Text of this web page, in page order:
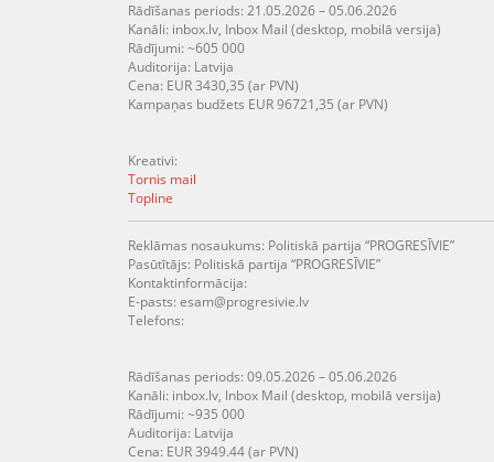
Rādīšanas periods: 21.05.2026 – 05.06.2026
Kanāli: inbox.lv, Inbox Mail (desktop, mobilā versija)
Rādījumi: ~605 000
Auditorija: Latvija
Cena: EUR 3430,35 (ar PVN)
Kampaņas budžets EUR 96721,35 (ar PVN)
Kreativi:
Tornis mail
Topline
Reklāmas nosaukums: Politiskā partija “PROGRESĪVIE”
Pasūtītājs: Politiskā partija “PROGRESĪVIE”
Kontaktinformācija:
E-pasts: esam@progresivie.lv
Telefons:
Rādīšanas periods: 09.05.2026 – 05.06.2026
Kanāli: inbox.lv, Inbox Mail (desktop, mobilā versija)
Rādījumi: ~935 000
Auditorija: Latvija
Cena: EUR 3949.44 (ar PVN)